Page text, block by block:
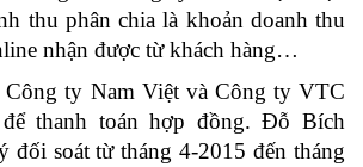
thu phân chia là khoản doanh thu
nhận được từ khách hàng…
ty Nam Việt và Công ty VTC
thanh toán hợp đồng. Đỗ Bích
đối soát từ tháng 4-2015 đến tháng